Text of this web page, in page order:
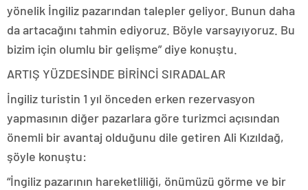
yönelik İngiliz pazarından talepler geliyor. Bunun daha
da artacağını tahmin ediyoruz. Böyle varsayıyoruz. Bu
bizim için olumlu bir gelişme” diye konuştu.
ARTIŞ YÜZDESİNDE BİRİNCİ SIRADALAR
İngiliz turistin 1 yıl önceden erken rezervasyon
yapmasının diğer pazarlara göre turizmci açısından
önemli bir avantaj olduğunu dile getiren Ali Kızıldağ,
şöyle konuştu:
“İngiliz pazarının hareketliliği, önümüzü görme ve bir